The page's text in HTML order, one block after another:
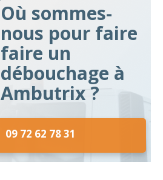
Où sommes-
nous pour faire
faire un
débouchage à
Ambutrix ?
09 72 62 78 31